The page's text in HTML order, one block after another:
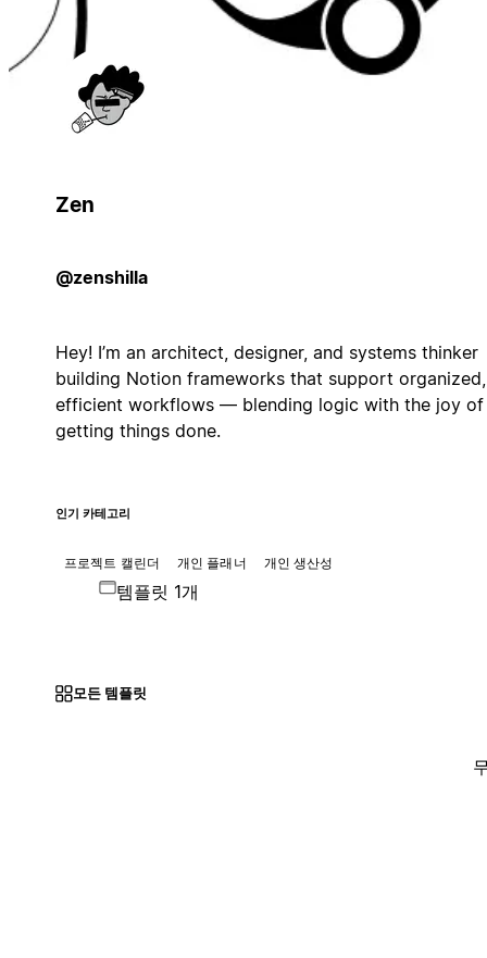
Zen
@zenshilla
Hey! I’m an architect, designer, and systems thinker
building Notion frameworks that support organized,
efficient workflows — blending logic with the joy of
getting things done.
인기 카테고리
프로젝트 캘린더 개인 플래너 개인 생산성
템플릿 1개
모든 템플릿